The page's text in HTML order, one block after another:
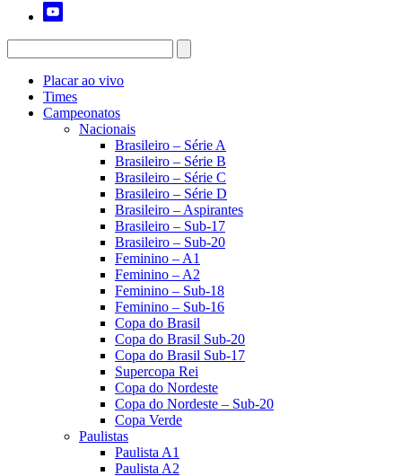
Placar ao vivo
Times
Campeonatos
Nacionais
Brasileiro – Série A
Brasileiro – Série B
Brasileiro – Série C
Brasileiro – Série D
Brasileiro – Aspirantes
Brasileiro – Sub-17
Brasileiro – Sub-20
Feminino – A1
Feminino – A2
Feminino – Sub-18
Feminino – Sub-16
Copa do Brasil
Copa do Brasil Sub-20
Copa do Brasil Sub-17
Supercopa Rei
Copa do Nordeste
Copa do Nordeste – Sub-20
Copa Verde
Paulistas
Paulista A1
Paulista A2